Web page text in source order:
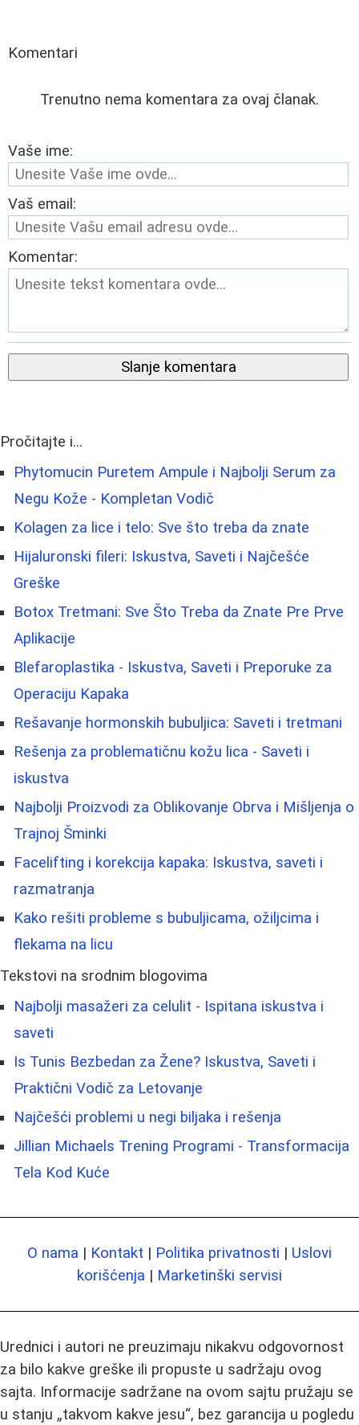
Komentari
Trenutno nema komentara za ovaj članak.
Vaše ime:
Vaš email:
Komentar:
Slanje komentara
Pročitajte i...
Phytomucin Puretem Ampule i Najbolji Serum za
Negu Kože - Kompletan Vodič
Kolagen za lice i telo: Sve što treba da znate
Hijaluronski fileri: Iskustva, Saveti i Najčešće
Greške
Botox Tretmani: Sve Što Treba da Znate Pre Prve
Aplikacije
Blefaroplastika - Iskustva, Saveti i Preporuke za
Operaciju Kapaka
Rešavanje hormonskih bubuljica: Saveti i tretmani
Rešenja za problematičnu kožu lica - Saveti i
iskustva
Najbolji Proizvodi za Oblikovanje Obrva i Mišljenja o
Trajnoj Šminki
Facelifting i korekcija kapaka: Iskustva, saveti i
razmatranja
Kako rešiti probleme s bubuljicama, ožiljcima i
flekama na licu
Tekstovi na srodnim blogovima
Najbolji masažeri za celulit - Ispitana iskustva i
saveti
Is Tunis Bezbedan za Žene? Iskustva, Saveti i
Praktični Vodič za Letovanje
Najčešći problemi u negi biljaka i rešenja
Jillian Michaels Trening Programi - Transformacija
Tela Kod Kuće
O nama | Kontakt | Politika privatnosti | Uslovi
korišćenja | Marketinški servisi
Urednici i autori ne preuzimaju nikakvu odgovornost
za bilo kakve greške ili propuste u sadržaju ovog
sajta. Informacije sadržane na ovom sajtu pružaju se
u stanju „takvom kakve jesu“, bez garancija u pogledu